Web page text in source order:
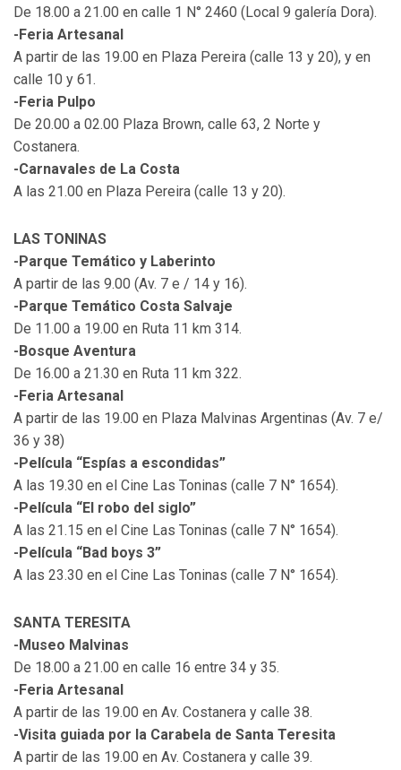
De 18.00 a 21.00 en calle 1 N° 2460 (Local 9 galería Dora).
-Feria Artesanal
A partir de las 19.00 en Plaza Pereira (calle 13 y 20), y en
calle 10 y 61.
-Feria Pulpo
De 20.00 a 02.00 Plaza Brown, calle 63, 2 Norte y
Costanera.
-Carnavales de La Costa
A las 21.00 en Plaza Pereira (calle 13 y 20).
LAS TONINAS
-Parque Temático y Laberinto
A partir de las 9.00 (Av. 7 e / 14 y 16).
-Parque Temático Costa Salvaje
De 11.00 a 19.00 en Ruta 11 km 314.
-Bosque Aventura
De 16.00 a 21.30 en Ruta 11 km 322.
-Feria Artesanal
A partir de las 19.00 en Plaza Malvinas Argentinas (Av. 7 e/
36 y 38)
-Película “Espías a escondidas”
A las 19.30 en el Cine Las Toninas (calle 7 N° 1654).
-Película “El robo del siglo”
A las 21.15 en el Cine Las Toninas (calle 7 N° 1654).
-Película “Bad boys 3”
A las 23.30 en el Cine Las Toninas (calle 7 N° 1654).
SANTA TERESITA
-Museo Malvinas
De 18.00 a 21.00 en calle 16 entre 34 y 35.
-Feria Artesanal
A partir de las 19.00 en Av. Costanera y calle 38.
-Visita guiada por la Carabela de Santa Teresita
A partir de las 19.00 en Av. Costanera y calle 39.